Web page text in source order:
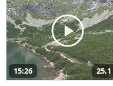
15:26 25,1